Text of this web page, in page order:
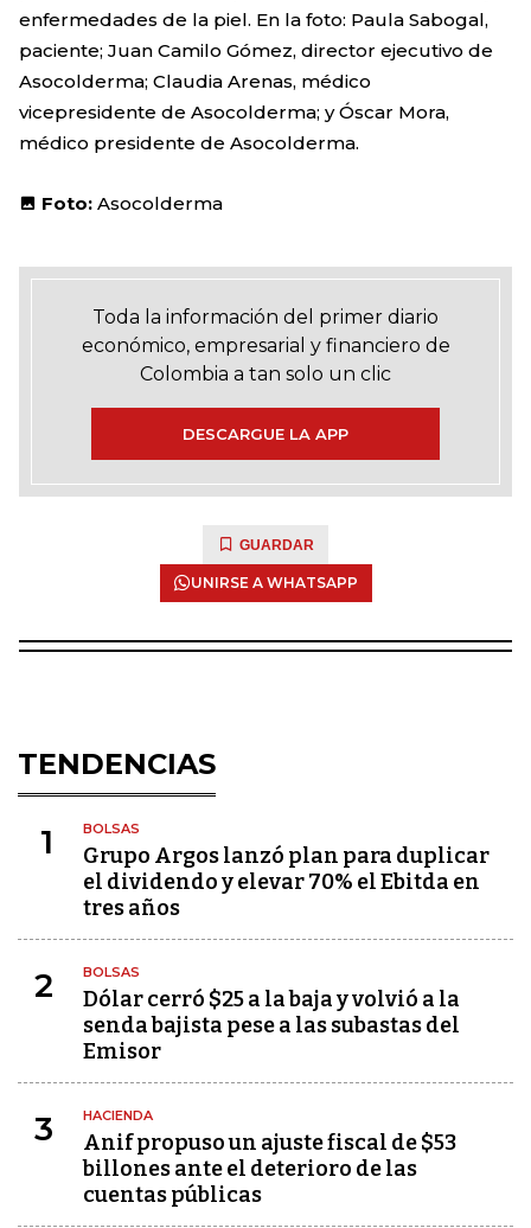
enfermedades de la piel. En la foto: Paula Sabogal,
paciente; Juan Camilo Gómez, director ejecutivo de
Asocolderma; Claudia Arenas, médico
vicepresidente de Asocolderma; y Óscar Mora,
médico presidente de Asocolderma.
Foto: Asocolderma
Toda la información del primer diario
económico, empresarial y financiero de
Colombia a tan solo un clic
DESCARGUE LA APP
GUARDAR
UNIRSE A WHATSAPP
TENDENCIAS
1 BOLSAS
Grupo Argos lanzó plan para duplicar
el dividendo y elevar 70% el Ebitda en
tres años
2 BOLSAS
Dólar cerró $25 a la baja y volvió a la
senda bajista pese a las subastas del
Emisor
3 HACIENDA
Anif propuso un ajuste fiscal de $53
billones ante el deterioro de las
cuentas públicas